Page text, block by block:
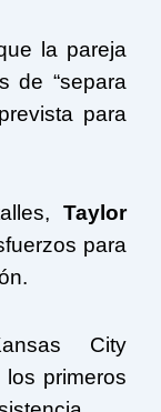
la pareja
de “separa
para
Taylor
para
City
primeros